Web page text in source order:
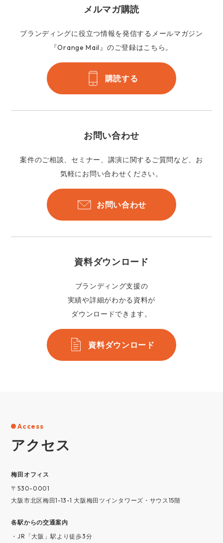
メルマガ購読
ブランディングに役立つ情報を発信するメールマガジン
『Orange Mail』のご登録はこちら。
購読する
お問い合わせ
案件のご相談、セミナー、講演に関するご質問など、お
気軽にお問い合わせください。
お問い合わせ
資料ダウンロード
ブランディング支援の
実績や詳細がわかる資料が
ダウンロードできます。
資料ダウンロード
Access
アクセス
梅⽥オフィス
〒530-0001
大阪市北区梅田1-13-1 大阪梅田ツインタワーズ・サウス15階
各駅からの交通案内
・JR「大阪」駅より徒歩3分